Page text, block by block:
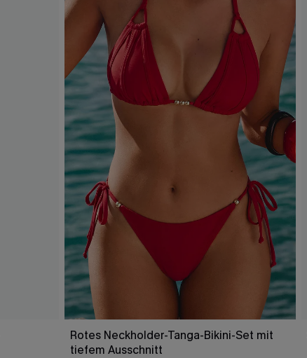
Rotes Neckholder-Tanga-Bikini-Set mit
tiefem Ausschnitt